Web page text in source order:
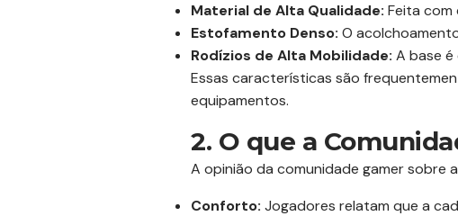
Material de Alta Qualidade: Feita com
Estofamento Denso: O
Rodízios de Alta Mobilidade: A base
Essas características são
equipamentos.
2. O que a
A opinião da comunidade gamer sobre
Conforto: Jogadores relatam que a